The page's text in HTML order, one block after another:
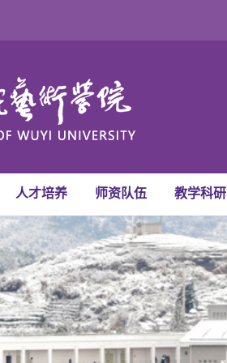
人才培养 师资队伍 教学科研